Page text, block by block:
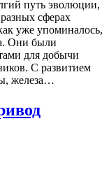
путь эволюции,
сферах
уже упоминалось,
Они были
для добычи
С развитием
железа…